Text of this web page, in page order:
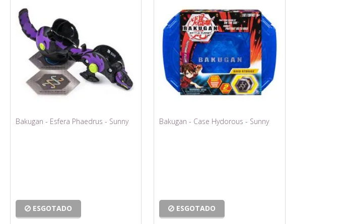
Bakugan - Esfera Phaedrus - Sunny
ESGOTADO
Bakugan - Case Hydorous - Sunny
ESGOTADO